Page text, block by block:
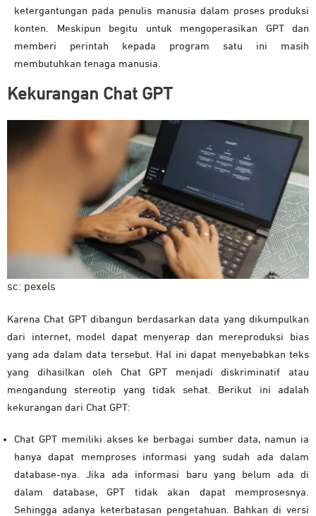
ketergantungan pada penulis manusia dalam proses produksi
konten. Meskipun begitu untuk mengoperasikan GPT dan
memberi perintah kepada program satu ini masih
membutuhkan tenaga manusia.
Kekurangan Chat GPT
sc: pexels
Karena Chat GPT dibangun berdasarkan data yang dikumpulkan
dari internet, model dapat menyerap dan mereproduksi bias
yang ada dalam data tersebut. Hal ini dapat menyebabkan teks
yang dihasilkan oleh Chat GPT menjadi diskriminatif atau
mengandung stereotip yang tidak sehat. Berikut ini adalah
kekurangan dari Chat GPT:
Chat GPT memiliki akses ke berbagai sumber data, namun ia
hanya dapat memproses informasi yang sudah ada dalam
database-nya. Jika ada informasi baru yang belum ada di
dalam database, GPT tidak akan dapat memprosesnya.
Sehingga adanya keterbatasan pengetahuan. Bahkan di versi